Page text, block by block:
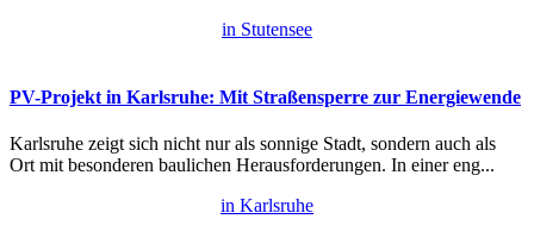
in Stutensee
PV-Projekt in Karlsruhe: Mit Straßensperre zur Energiewende
Karlsruhe zeigt sich nicht nur als sonnige Stadt, sondern auch als
Ort mit besonderen baulichen Herausforderungen. In einer eng...
in Karlsruhe